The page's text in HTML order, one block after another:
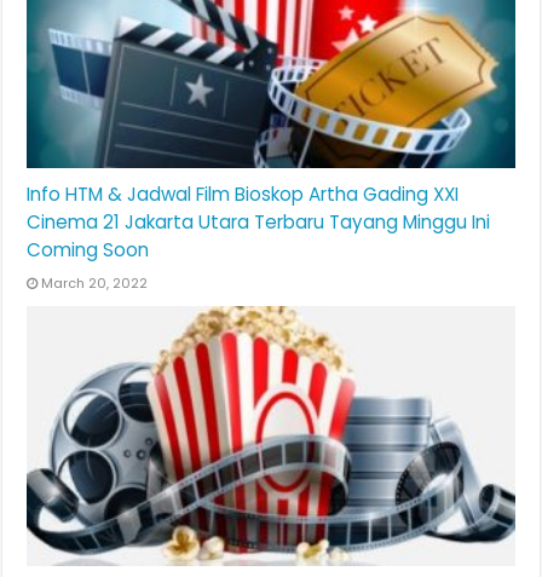
Info HTM & Jadwal Film Bioskop Artha Gading XXI
Cinema 21 Jakarta Utara Terbaru Tayang Minggu Ini
Coming Soon
March 20, 2022